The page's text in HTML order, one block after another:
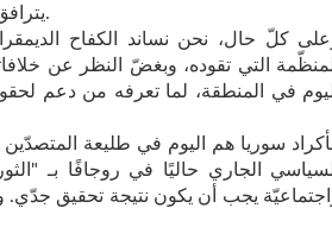
يترافق أيضا بالرفض الصريح لأيّ نوع آخر من التدخّل الامبريالي.
كلّ حال، نحن نساند الكفاح
التي تقوده، وبغضّ النظر عن
في المنطقة، لما تعرفه من دعم
سوريا هم اليوم في طليعة
الجاري حاليًا في روجافًا بـ
يجب أن يكون نتيجة تحقيق جدّي.